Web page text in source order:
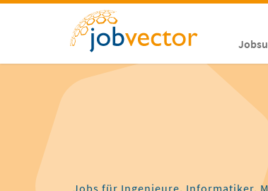
Jobs für Ingenieure, Informatiker,